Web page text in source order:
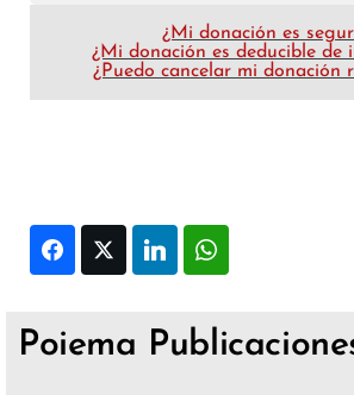
¿Mi donación es
¿Mi donación es deducible de
¿Puedo cancelar mi donación
FacebookTwitter LinkedIn
Poiema